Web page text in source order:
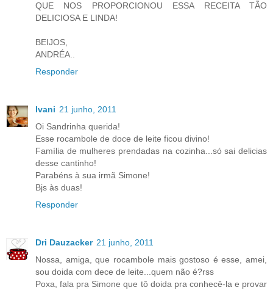
QUE NOS PROPORCIONOU ESSA RECEITA TÃO
DELICIOSA E LINDA!
BEIJOS,
ANDRÉA..
Responder
Ivani 21 junho, 2011
Oi Sandrinha querida!
Esse rocambole de doce de leite ficou divino!
Família de mulheres prendadas na cozinha...só sai delicias
desse cantinho!
Parabéns à sua irmã Simone!
Bjs às duas!
Responder
Dri Dauzacker 21 junho, 2011
Nossa, amiga, que rocambole mais gostoso é esse, amei,
sou doida com dece de leite...quem não é?rss
Poxa, fala pra Simone que tô doida pra conhecê-la e provar